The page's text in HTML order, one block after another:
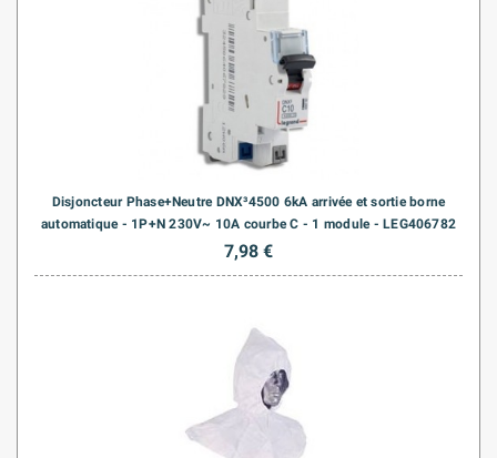
Disjoncteur Phase+Neutre DNX³4500 6kA arrivée et sortie borne
automatique - 1P+N 230V~ 10A courbe C - 1 module - LEG406782
7,98 €